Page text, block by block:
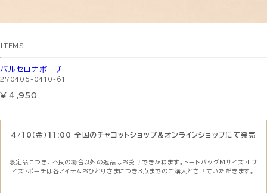
ITEMS
バルセロナポーチ
270405-0410-61
¥４,950
4/10（金）11:00 全国のチャコットショップ＆オンラインショップにて発売
限定品につき、不良の場合以外の返品はお受けできかねます。
トートバッグMサイズ・Lサ
イズ・ポーチは各アイテムおひとりさまにつき3点までのご購入とさせていただきます。